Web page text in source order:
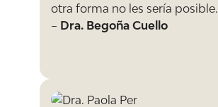
otra forma no les sería posible.
– Dra. Begoña Cuello